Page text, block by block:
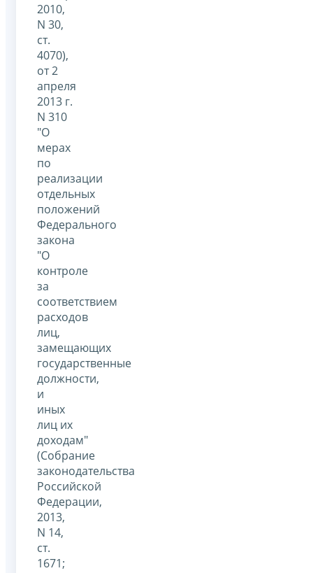
2010,
N 30,
ст.
4070),
от 2
апреля
2013 г.
N 310
"О
мерах
по
реализации
отдельных
положений
Федерального
закона
"О
контроле
за
соответствием
расходов
лиц,
замещающих
государственные
должности,
и
иных
лиц их
доходам"
(Собрание
законодательства
Российской
Федерации,
2013,
N 14,
ст.
1671;